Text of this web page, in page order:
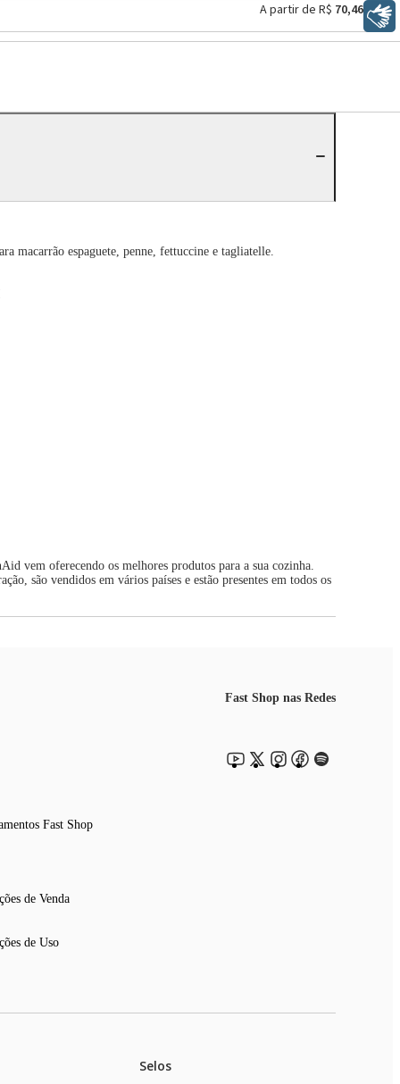
A partir de R$ 70,46
macarrão espaguete, penne, fettuccine e tagliatelle.
vem oferecendo os melhores produtos para a sua cozinha.
são vendidos em vários países e estão presentes em todos os
Fast Shop
de Venda
de Uso
Fast Shop nas Redes
Selos
Libras